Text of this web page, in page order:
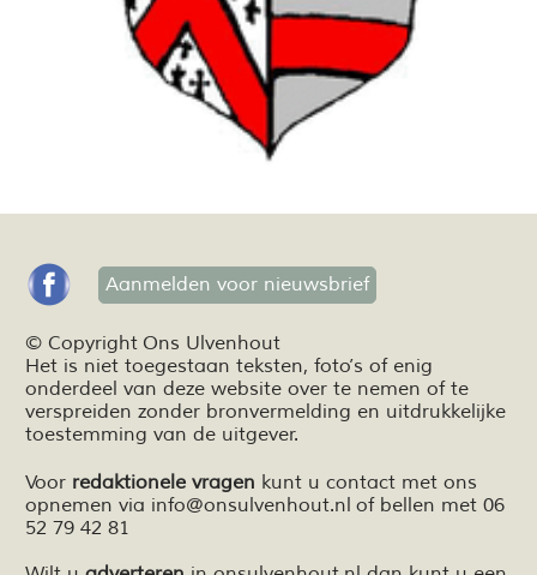
Aanmelden voor nieuwsbrief
© Copyright Ons Ulvenhout
Het is niet toegestaan teksten, foto’s of enig
onderdeel van deze website over te nemen of te
verspreiden zonder bronvermelding en uitdrukkelijke
toestemming van de uitgever.
Voor redaktionele vragen kunt u contact met ons
opnemen via info@onsulvenhout.nl of bellen met 06
52 79 42 81